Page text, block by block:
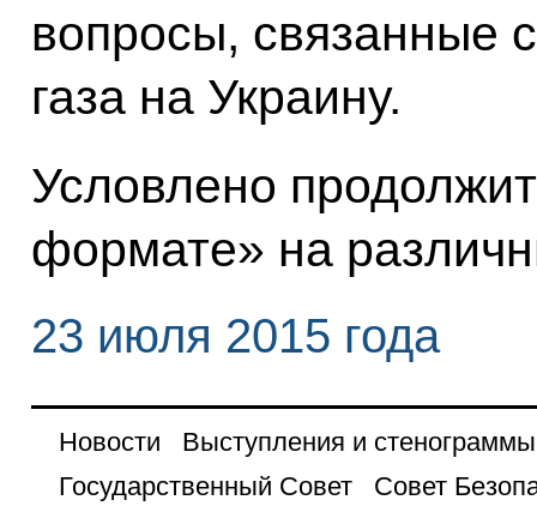
вопросы, связанные
газа на Украину.
Условлено
формате» на
23 июля 2015 года
Новости
Выступления и стенограммы
Государственный Совет
Совет